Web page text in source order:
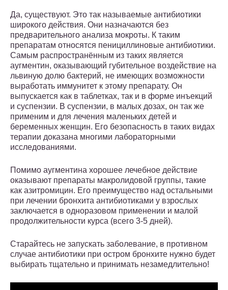
Да, существуют. Это так называемые антибиотики
широкого действия. Они назначаются без
предварительного анализа мокроты. К таким
препаратам относятся пенициллиновые антибиотики.
Самым распространённым из таких является
аугментин, оказывающий губительное воздействие на
львиную долю бактерий, не имеющих возможности
выработать иммунитет к этому препарату. Он
выпускается как в таблетках, так и в форме инъекций
и суспензии. В суспензии, в малых дозах, он так же
применим и для лечения маленьких детей и
беременных женщин. Его безопасность в таких видах
терапии доказана многими лабораторными
исследованиями.
Помимо аугментина хорошее лечебное действие
оказывают препараты макролидовой группы, такие
как азитромицин. Его преимущество над остальными
при лечении бронхита антибиотиками у взрослых
заключается в одноразовом применении и малой
продолжительности курса (всего 3-5 дней).
Старайтесь не запускать заболевание, в противном
случае антибиотики при остром бронхите нужно будет
выбирать тщательно и принимать незамедлительно!